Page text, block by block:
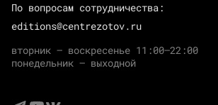
По вопросам сотрудничества:
editions@centrezotov.ru
вторник — воскресенье 11:00–22:00
понедельник — выходной